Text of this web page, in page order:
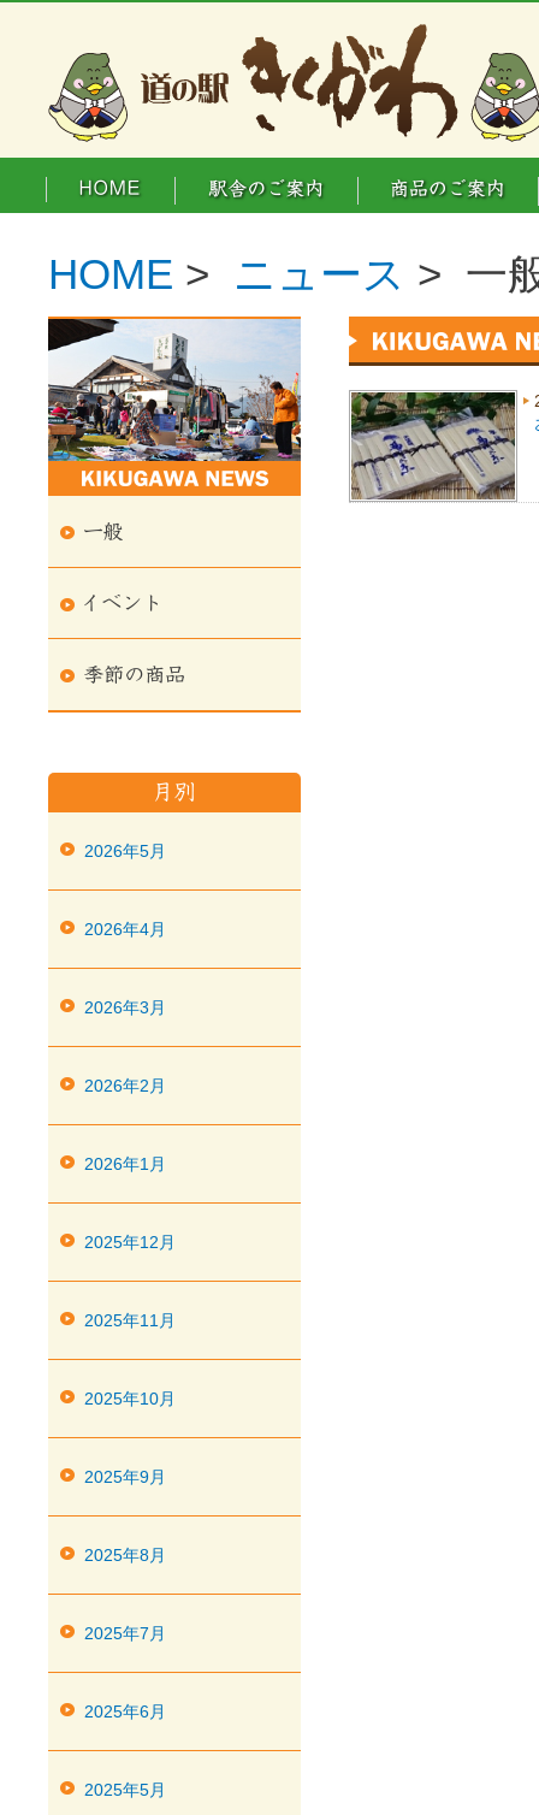
HOME > ニュース > 一
2026年5月
2026年4月
2026年3月
2026年2月
2026年1月
2025年12月
2025年11月
2025年10月
2025年9月
2025年8月
2025年7月
2025年6月
2025年5月